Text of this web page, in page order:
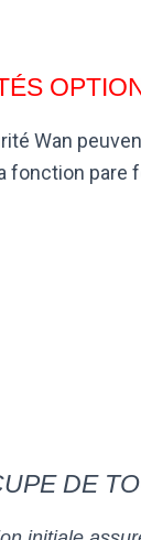
Wan
fonction pare
DE